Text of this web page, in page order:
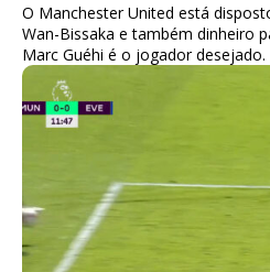
O Manchester United está
Wan-Bissaka e também dinheiro